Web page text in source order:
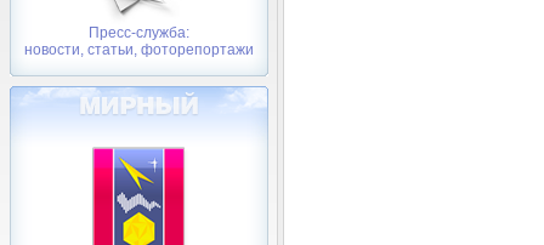
Пресс-служба:
новости, статьи, фоторепортажи